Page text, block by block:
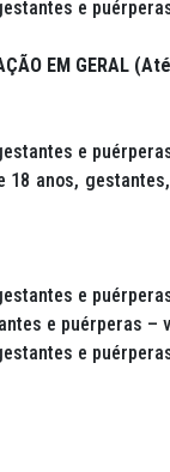
e
EM GERAL
e
18 anos,
e
e puérperas –
e